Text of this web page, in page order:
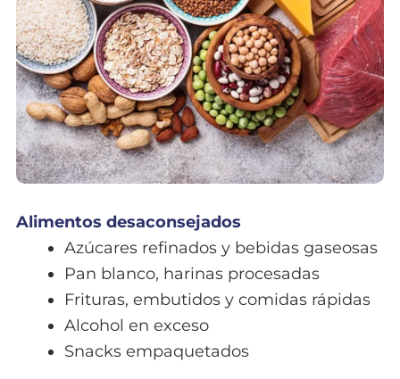
Alimentos desaconsejados
Azúcares refinados y bebidas gaseosas
Pan blanco, harinas procesadas
Frituras, embutidos y comidas rápidas
Alcohol en exceso
Snacks empaquetados